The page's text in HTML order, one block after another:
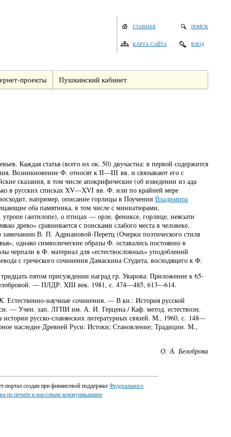
ГЛАВНАЯ
КАРТА САЙТА
ПОИСК
ВХОД
проекты Пушкинский кабинет
Каждая статья (всего их ок. 50) двучастна: в первой содержится
Возникновение Ф. относят к II—III вв. и связывают его с
сказания, в том числе апокрифические (об изведении из ада
в русских списках XV—XVI вв. Ф. или по крайней мере
например, описание горлицы в Поучении Владимира
оба памятника, в том числе с миниатюрами,
(антилопе), о птицах — орле, фениксе, горлице, неясыти
древо» сравнивается с поисками слабого места в человеке,
замечанию В. П. Адриановой-Перетц (Очерки поэтического стиля
однако символические образы Ф. оставались постоянно в
черпали в Ф. материал для «естествословных» уподоблений
с греческого сочинения Дамаскина Студита, восходящего к Ф.
пятом присуждении наград гр. Уварова: Приложение к 65-
— ПЛДР. XIII век. 1981, с. 474—485, 613—614.
Естественно-научные сочинения. — В кн.: История русской
— Учен. зап. ЛГПИ им. А. И. Герцена / Каф. метод. естествозн.
истории русско-славянских литературных связей. М., 1960, с. 148—
наследие Древней Руси: Истоки; Становление; Традиции. М.,
О. А. Белоброва
портал создан при финансовой поддержкеФедерального
по печати и массовым коммуникациям